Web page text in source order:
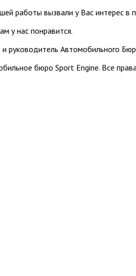
работы вызвали у Вас интерес в
у нас понравится.
и руководитель Автомобильного
бюро Sport Engine. Все